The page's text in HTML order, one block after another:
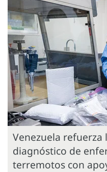
Venezuela refuerza
diagnóstico de
terremotos con